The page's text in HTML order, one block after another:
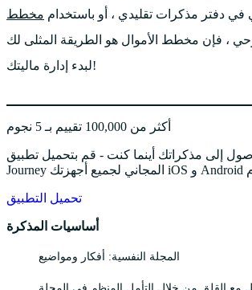
في دفتر مذكرات تقليدي ، أو باستخدام مخطط
، فإن مخطط الأموال هو الطريقة المثلى لك
لبدء إدارة ماليتك!
أكثر من 100,000 تقييم بـ 5 نجوم
إلى مذكراتك أينما كنت - قم بتحميل تطبيق
تحميل التطبيق
أساسيات المذكرة
المجلة النفسية: أفكار ومواضيع